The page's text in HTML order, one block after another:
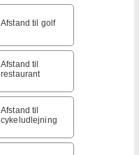
Afstand til golf
Afstand til
restaurant
Afstand til
cykeludlejning